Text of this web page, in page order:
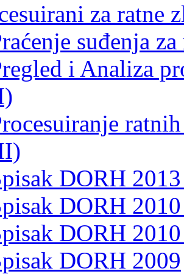
za ratne
suđenja
i Analiza
DORH
DORH
DORH
DORH 2009